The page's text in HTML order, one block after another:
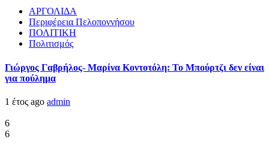
ΑΡΓΟΛΙΔΑ
Περιφέρεια Πελοποννήσου
ΠΟΛΙΤΙΚΗ
Πολιτισμός
Γιώργος Γαβρήλος- Μαρίνα Κοντοτόλη: Το Μπούρτζι δεν είναι
για πούλημα
1 έτος ago admin
6
6